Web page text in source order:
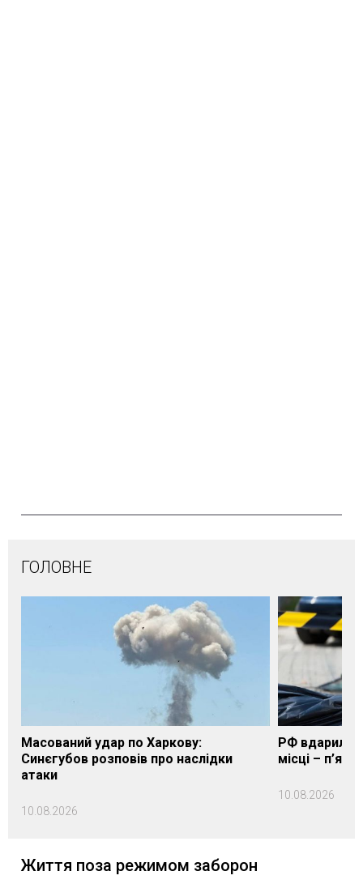
ГОЛОВНЕ
Масований удар по Харкову:
Синєгубов розповів про наслідки
атаки
10.08.2026
РФ вдарила
місці –
10.08.2026
Життя поза режимом заборон